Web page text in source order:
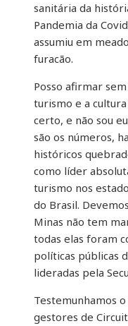
sanitária da
Pandemia da
assumiu em
furacão.
Posso afirmar
turismo e a
certo, e não sou
são os números,
históricos
como líder
turismo nos
do Brasil.
Minas não tem
todas elas foram
políticas públicas
lideradas pela
Testemunhamos
gestores de